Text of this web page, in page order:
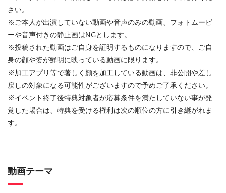
さい。
※ご本人が出演していない動画や音声のみの動画、フォトムービ
ーや音声付きの静止画はNGとします。
※投稿された動画はご自身を証明するものになりますので、ご自
身の顔や姿が鮮明に映っている動画に限ります。
※加工アプリ等で著しく顔を加工している動画は、非公開や差し
戻しの対象になる可能性がございますので予めご了承ください。
※イベント終了後特典対象者が応募条件を満たしていない事が発
覚した場合は、特典を受ける権利は次の順位の方に引き継がれま
す。
動画テーマ